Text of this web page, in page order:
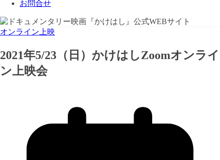
お問合せ
オンライン上映
2021年5/23（日）かけはしZoomオンライ
ン上映会